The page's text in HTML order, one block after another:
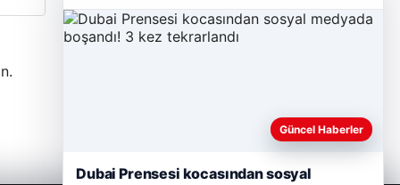
Cengiz Sigorta
Güncel Haberler
Dubai Prensesi kocasından sosyal